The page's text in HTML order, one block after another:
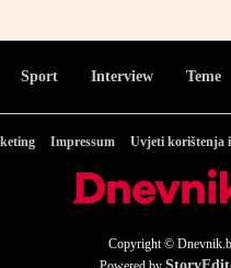
Sport Interview Teme
Impressum Uvjeti korištenja
Copyright ©